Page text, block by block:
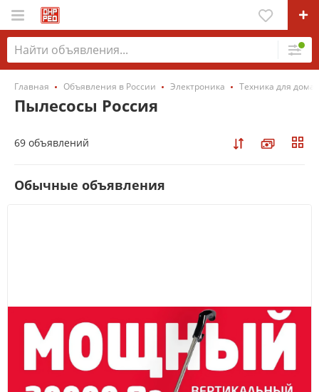
Главная Объявления в России Электроника Техника для дома
Пылесосы Россия
69 объявлений
Обычные объявления